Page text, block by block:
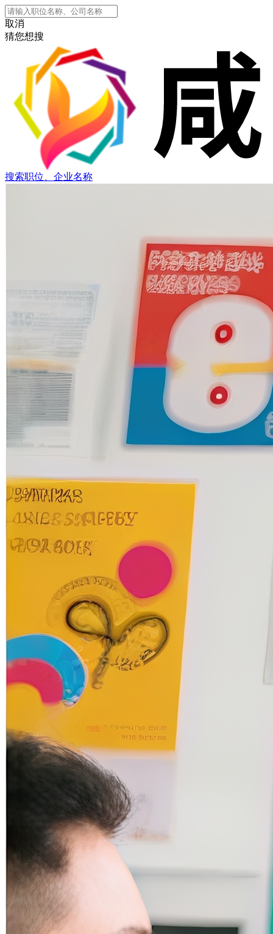
取消
猜您想搜
搜索职位、企业名称